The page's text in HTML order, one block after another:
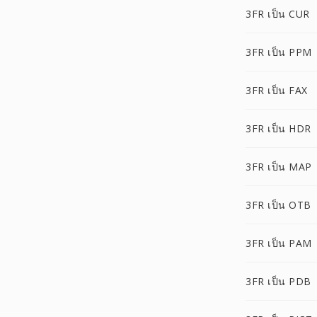
3FR เป็น CUR
3FR เป็น PPM
3FR เป็น FAX
3FR เป็น HDR
3FR เป็น MAP
3FR เป็น OTB
3FR เป็น PAM
3FR เป็น PDB